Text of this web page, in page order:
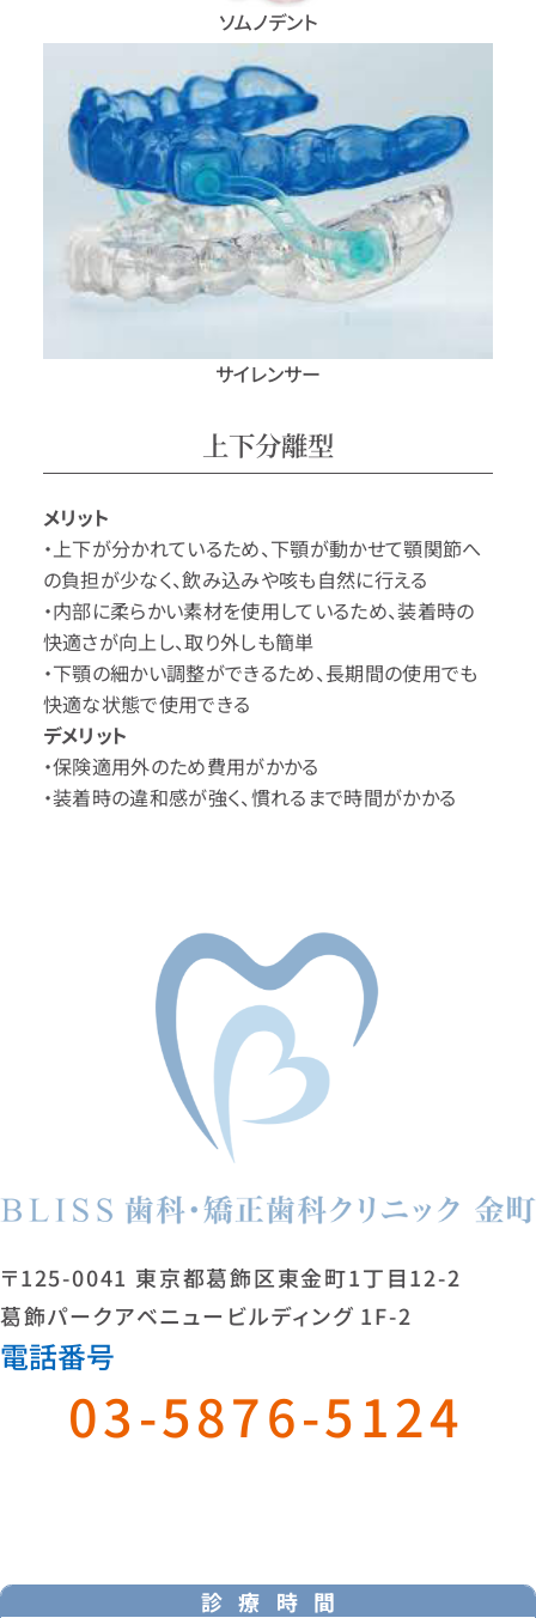
ソムノデント
サイレンサー
上下分離型
メリット
・上下が分かれているため、下顎が動かせて顎関節へ
の負担が少なく、飲み込みや咳も自然に行える
・内部に柔らかい素材を使用しているため、装着時の
快適さが向上し、取り外しも簡単
・下顎の細かい調整ができるため、長期間の使用でも
快適な状態で使用できる
デメリット
・保険適用外のため費用がかかる
・装着時の違和感が強く、慣れるまで時間がかかる
〒125-0041 東京都葛飾区東金町1丁目12-2
葛飾パークアベニュービルディング 1F-2
電話番号
03-5876-5124
診療時間